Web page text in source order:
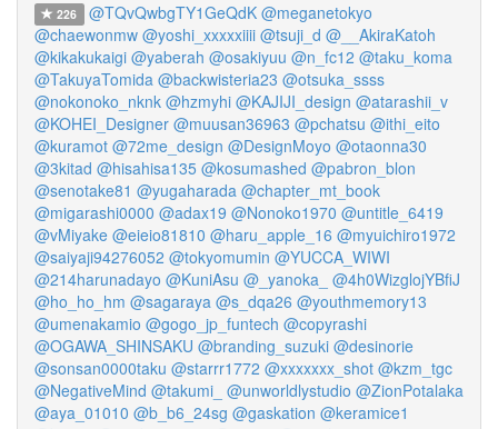
226 @TQvQwbgTY1GeQdK @meganetokyo
@chaewonmw @yoshi_xxxxxiiii @tsuji_d @__AkiraKatoh
@kikakukaigi @yaberah @osakiyuu @n_fc12 @taku_koma
@TakuyaTomida @backwisteria23 @otsuka_ssss
@nokonoko_nknk @hzmyhi @KAJIJI_design @atarashii_v
@KOHEI_Designer @muusan36963 @pchatsu @ithi_eito
@kuramot @72me_design @DesignMoyo @otaonna30
@3kitad @hisahisa135 @kosumashed @pabron_blon
@senotake81 @yugaharada @chapter_mt_book
@migarashi0000 @adax19 @Nonoko1970 @untitle_6419
@vMiyake @eieio81810 @haru_apple_16 @myuichiro1972
@saiyaji94276052 @tokyomumin @YUCCA_WIWI
@214harunadayo @KuniAsu @_yanoka_ @4h0WizglojYBfiJ
@ho_ho_hm @sagaraya @s_dqa26 @youthmemory13
@umenakamio @gogo_jp_funtech @copyrashi
@OGAWA_SHINSAKU @branding_suzuki @desinorie
@sonsan0000taku @starrr1772 @xxxxxxx_shot @kzm_tgc
@NegativeMind @takumi_ @unworldlystudio @ZionPotalaka
@aya_01010 @b_b6_24sg @gaskation @keramice1